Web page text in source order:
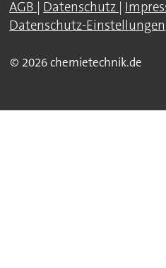
AGB | Datenschutz |
Datenschutz-Einstellungen
© 2026 chemietechnik.de